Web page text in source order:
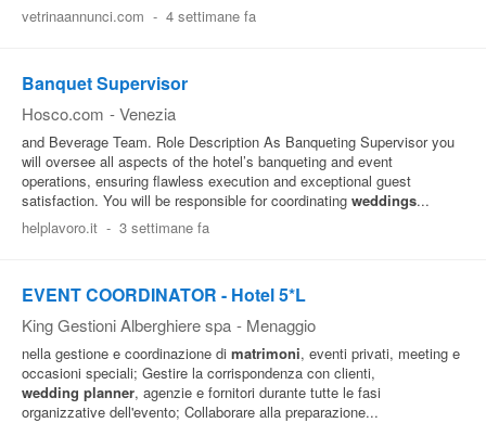
vetrinaannunci.com - 4 settimane fa
Banquet Supervisor
Hosco.com - Venezia
and Beverage Team. Role Description As Banqueting Supervisor you
will oversee all aspects of the hotel’s banqueting and event
operations, ensuring flawless execution and exceptional guest
satisfaction. You will be responsible for coordinating weddings...
helplavoro.it - 3 settimane fa
EVENT COORDINATOR - Hotel 5*L
King Gestioni Alberghiere spa - Menaggio
nella gestione e coordinazione di matrimoni, eventi privati, meeting e
occasioni speciali; Gestire la corrispondenza con clienti,
wedding planner, agenzie e fornitori durante tutte le fasi
organizzative dell'evento; Collaborare alla preparazione...